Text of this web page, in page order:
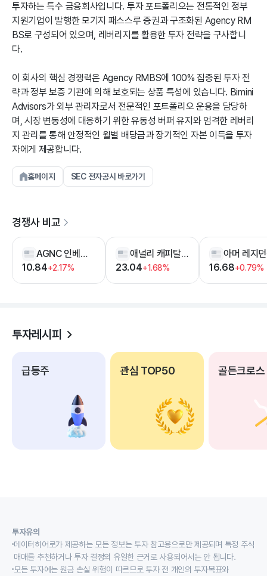
투자하는 특수 금융회사입니다. 투자 포트폴리오는 전통적인 정부
지원기업이 발행한 모기지 패스스루 증권과 구조화된 Agency RM
BS로 구성되어 있으며, 레버리지를 활용한 투자 전략을 구사합니
다.
이 회사의 핵심 경쟁력은 Agency RMBS에 100% 집중된 투자 전
략과 정부 보증 기관에 의해 보호되는 상품 특성에 있습니다. Bimini
Advisors가 외부 관리자로서 전문적인 포트폴리오 운용을 담당하
며, 시장 변동성에 대응하기 위한 유동성 버퍼 유지와 엄격한 레버리
지 관리를 통해 안정적인 월별 배당금과 장기적인 자본 이득을 투자
자에게 제공합니다.
홈페이지 SEC 전자공시 바로가기
경쟁사 비교
AGNC 인베스트먼트
10.84+2.17%
애널리 캐피탈 매니지먼트
23.04+1.68% 16.68+0.79%
투자레시피
급등주 관심 TOP50 골든크로스
투자유의
데이터히어로가 제공하는 모든 정보는 투자 참고용으로만 제공되며 특정 주식
매매를 추천하거나 투자 결정의 유일한 근거로 사용되어서는 안 됩니다.
모든 투자에는 원금 손실 위험이 따르므로 투자 전 개인의 투자목표와